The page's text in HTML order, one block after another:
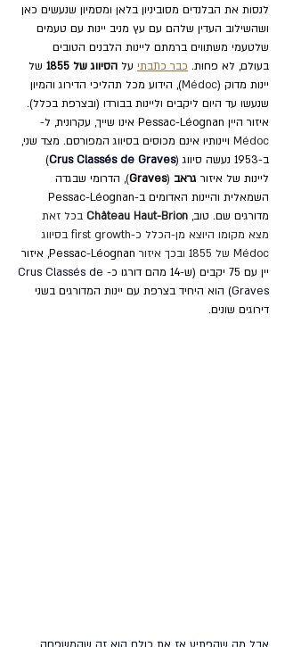
לנסות את הבלנדים מסוביניון בלאן ומסמיון שנעשים כאן
ושהשילוב העדין שלהם עם עץ מניב יינות עם טעמים
שלטעמי משתווים ברמתם ליינות הלבנים הטובים
בעולם, לא פחות. כבר כתבתי על הסיווג של 1855
של
יינות מדוק (Médoc), הידוע מכל תהליכי הדירוג והמיון
שנעשו עד היום ליקבים וליינות בבורדו (ובצרפת בכלל).
איזור היין Pessac-Léognan אינו שייך, עקרונית, ל-
Médoc ויינותיו אינם מכוסים בסיווג המפורסם. מצד שני,
ב-1953 נעשה סיווג (
Crus Classés de Graves
)
ליינות של איזור גראב (
Graves), הדרומי שבגדה
מדורגים שם. טוב, Château Haut-Brion בכל זאת
מצא מקומו היוצא מן-הכלל כ-first growth בסיווג
Médoc של 1855 ובכך איזור
Pessac-Léognan, איזור
יין עם 75 יקבים (ש-14 מהם דורגו כ-
Crus Classés de
Graves) הוא היחיד בצרפת עם יינות המדורגים בשני
דירוגים שונים.
אבל מה שהפתיע אז את כולם הוא זה שהמשפחה